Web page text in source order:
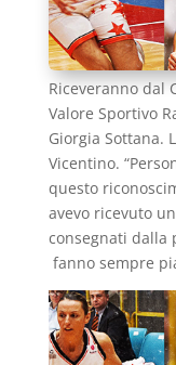
Riceveranno dal
Valore Sportivo
Giorgia Sottana.
Vicentino.
questo
avevo ricevuto
consegnati dalla
fanno sempre